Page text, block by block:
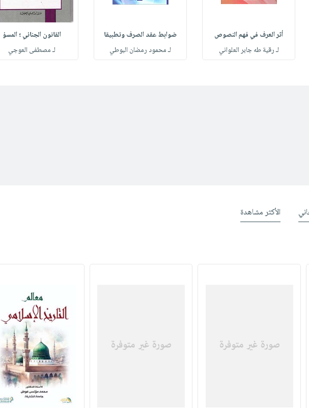
أثر العرف في فهم النصوص
لـ رقية طه جابر العلواني
ضوابط عقد الصرف وتطبيقا
لـ محمود رمضان البوطي
القانون الجنائي ؛ المسؤ
لـ مصطفى العوجي
الأكثر مشاهدة